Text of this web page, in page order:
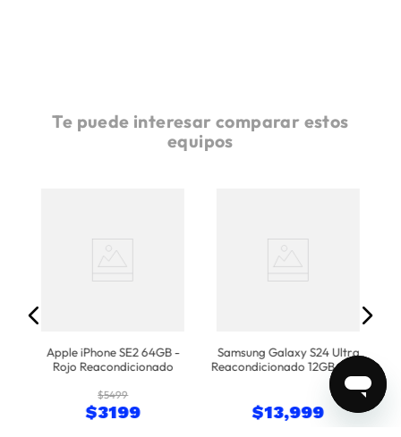
Te puede interesar comparar estos
equipos
Apple iPhone SE2 64GB -
Rojo Reacondicionado
$5499
$3199
Samsung Galaxy S24 Ultra
Reacondicionado 12GB + 256
$13,999